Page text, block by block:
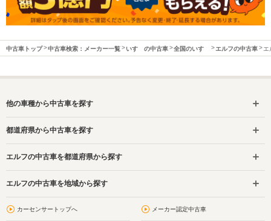
中古車トップ 中古車検索：メーカー一覧 いすゞの中古車 全国のいすゞ エルフの中古車 エ
他の車種から中古車を探す
都道府県から中古車を探す
エルフの中古車を都道府県から探す
エルフの中古車を地域から探す
カーセンサートップへ メーカー認定中古車